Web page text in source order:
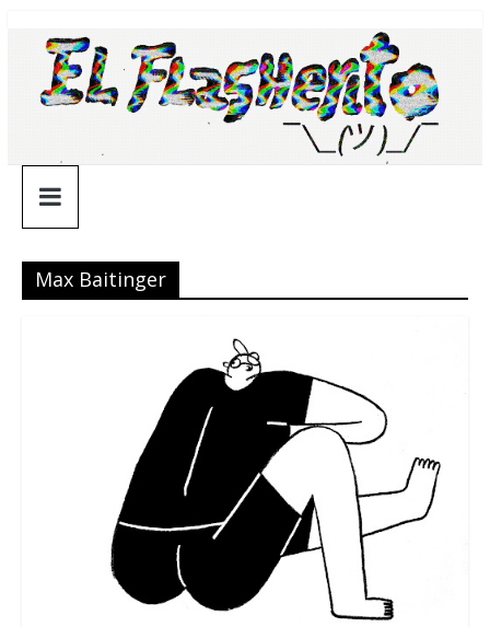
contenido
¯\_(ツ)_/
¯
Max Baitinger